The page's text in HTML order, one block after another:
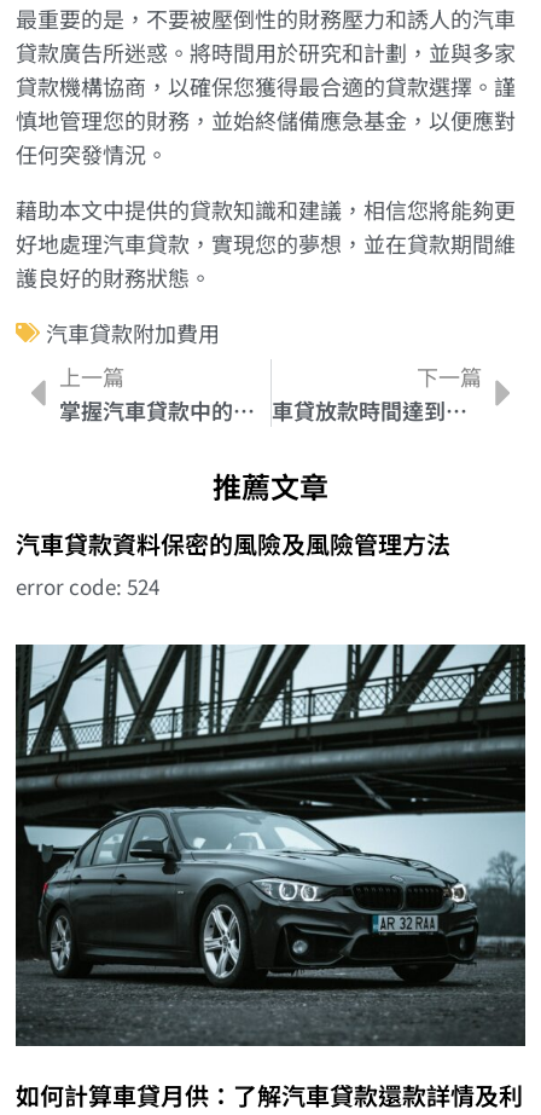
最重要的是，不要被壓倒性的財務壓力和誘人的汽車
貸款廣告所迷惑。將時間用於研究和計劃，並與多家
貸款機構協商，以確保您獲得最合適的貸款選擇。謹
慎地管理您的財務，並始終儲備應急基金，以便應對
任何突發情況。
藉助本文中提供的貸款知識和建議，相信您將能夠更
好地處理汽車貸款，實現您的夢想，並在貸款期間維
護良好的財務狀態。
汽車貸款附加費用
上一篇
掌握汽車貸款中的資料保密風險與對策
下一篇
車貸放款時間達到最佳狀態的5個技巧
推薦文章
汽車貸款資料保密的風險及風險管理方法
error code: 524
如何計算車貸月供：了解汽車貸款還款詳情及利